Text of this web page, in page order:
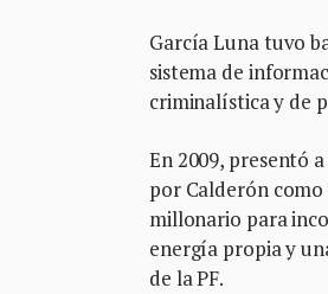
García Luna tuvo
sistema de
criminalística y de
En 2009, presentó
por Calderón
millonario para
energía propia y
de la PF.